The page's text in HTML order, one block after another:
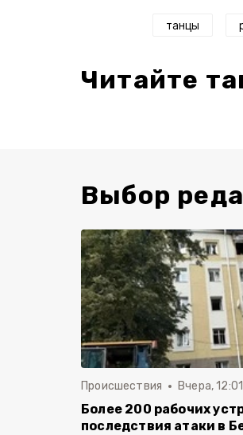
танцы
Читайте
Выбор
Происшествия Вчера, 12:01
Более 200 рабочих
последствия атаки в